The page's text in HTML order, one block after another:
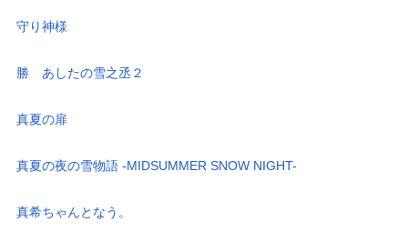
守り神様
勝 あしたの雪之丞２
真夏の扉
真夏の夜の雪物語 -MIDSUMMER SNOW NIGHT-
真希ちゃんとなう。